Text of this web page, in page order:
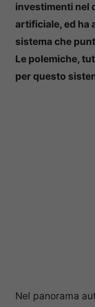
investimenti nel
artificiale, ed ha
sistema che
Le polemiche,
per questo
Nel panorama